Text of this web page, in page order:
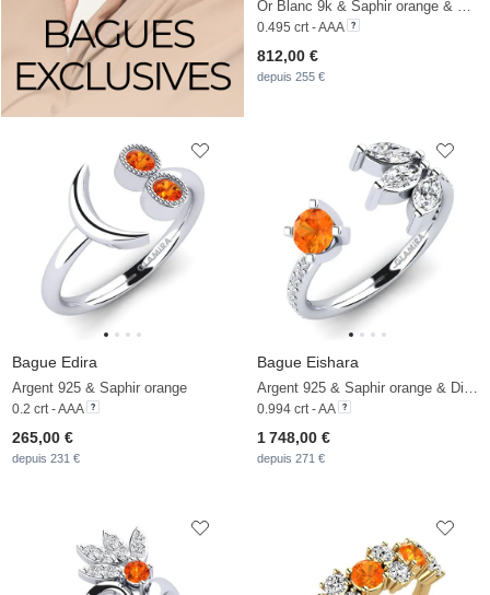
0.495 crt - AAA
812,00 €
depuis 255 €
Bague Edira
Argent 925 & Saphir orange
0.2 crt - AAA
265,00 €
depuis 231 €
Bague Eishara
0.994 crt - AA
1 748,00 €
depuis 271 €